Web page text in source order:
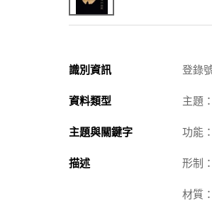
識別資訊 登錄
資料類型 主題
主題與關鍵字 功能
描述 形制
材質